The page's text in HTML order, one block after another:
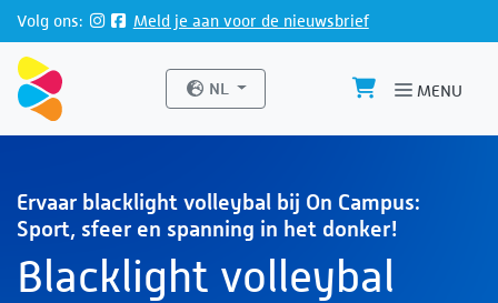
Direct naar de inhoud van de pagina
Volg ons: Meld je aan voor de nieuwsbrief
Website taal
NL MENU
Ervaar blacklight volleybal bij On Campus:
Sport, sfeer en spanning in het donker!
Blacklight volleybal